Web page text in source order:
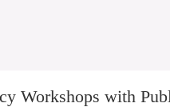
Workshops with